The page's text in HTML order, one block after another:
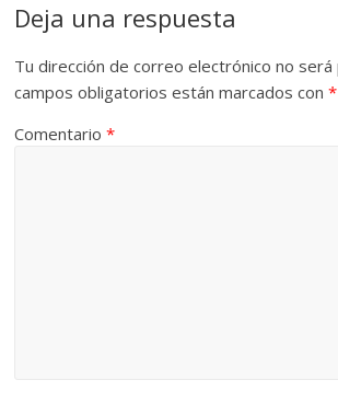
Deja una respuesta
Tu dirección de correo electrónico no será
campos obligatorios están marcados con*
Comentario*